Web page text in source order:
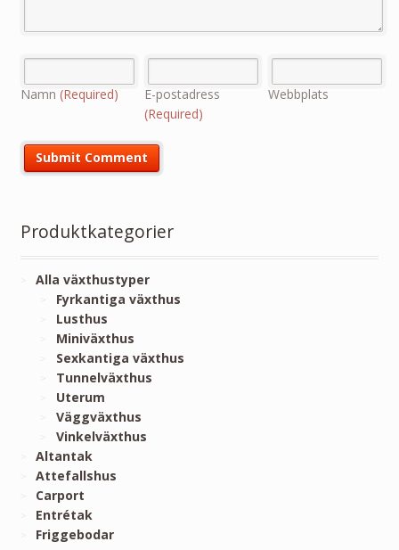
Namn (Required)
E-postadress
(Required)
Webbplats
Produktkategorier
Alla växthustyper
Fyrkantiga växthus
Lusthus
Miniväxthus
Sexkantiga växthus
Tunnelväxthus
Uterum
Väggväxthus
Vinkelväxthus
Altantak
Attefallshus
Carport
Entrétak
Friggebodar